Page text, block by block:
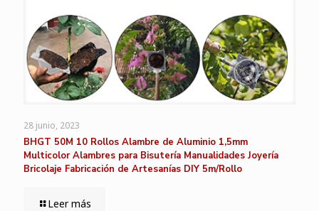
28 junio, 2023
BHGT 50M 10 Rollos Alambre de Aluminio 1,5mm
Multicolor Alambres para Bisutería Manualidades Joyería
Bricolaje Fabricación de Artesanías DIY 5m/Rollo
Leer más